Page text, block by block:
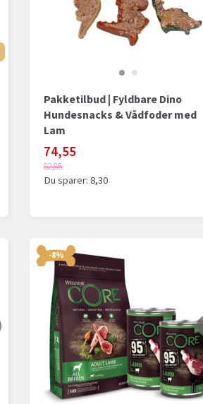
Pakketilbud | Fyldbare Dino
Hundesnacks & Vådfoder med
Lam
74,55
82,85
Du sparer:8,30
-8%